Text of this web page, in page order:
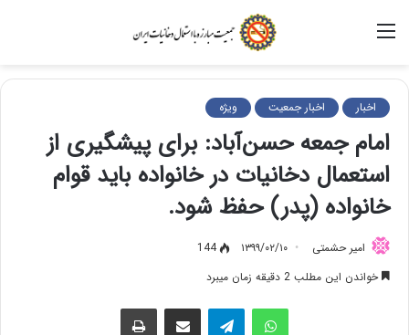
اخبار اخبار جمعیت ویژه
امام جمعه حسن‌آباد: برای پیشگیری از
استعمال دخانیات در خانواده باید قوام
خانواده (پدر) حفظ شود.
امیر حشمتی ۱۳۹۹/۰۲/۱۰
144
خواندن این مطلب 2 دقیقه زمان میبرد
واتس آپ اشتراک گذاری از طریق ایمیل